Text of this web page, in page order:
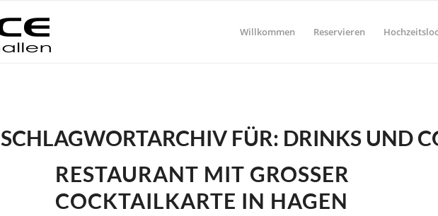
Willkommen Reservieren
SCHLAGWORTARCHIV FÜR: DRINKS UND
RESTAURANT MIT GROSSER C
OCKTAILKARTE IN HAGEN